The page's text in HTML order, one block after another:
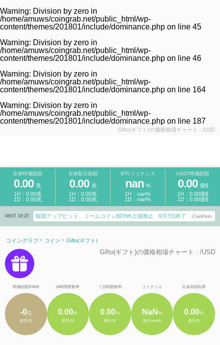
Warning: Division by zero in
/home/amuws/coingrab.net/public_html/wp-
content/themes/201801/include/dominance.php on line 45
Warning: Division by zero in
/home/amuws/coingrab.net/public_html/wp-
content/themes/201801/include/dominance.php on line 46
Warning: Division by zero in
/home/amuws/coingrab.net/public_html/wp-
content/themes/201801/include/dominance.php on line 164
Warning: Division by zero in
/home/amuws/coingrab.net/public_html/wp-
content/themes/201801/include/dominance.php on line 187
Gifto(ギフト)の価格相場チャート : /USD
全体時価総額 全体取引総額 BTCドミナンス USDT時価総額
0.00 兆
1H：0.00兆
1D：0.00兆
0.00 兆
1H：0.00兆
1D：0.00兆
nan %
1H：nan%
1D：nan%
0.00 億$
1H：0.00億$
1D：0.00億$
08/07 18:25 韓国アップビット、ミームコインBONK上場廃止 9月7日終了 -CoinPost-
コイングラブ コイン Gifto(ギフト)
Gifto(ギフト)の価格相場チャート : /USD
時価総額RANK
-0位
前日:位
24時間変動率
0.00%
前日:%
７日間変動率
0.00%
前日:%
ドミナンス
NaN %
前日:nan%
出来高回転率
0.00%
前日:%